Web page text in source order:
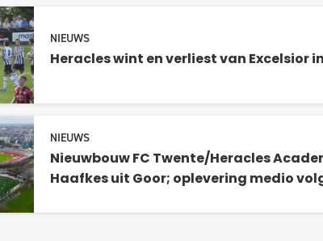
NIEUWS
Heracles wint en verliest van Excelsior
NIEUWS
Nieuwbouw FC Twente/Heracles
Haafkes uit Goor; oplevering medio